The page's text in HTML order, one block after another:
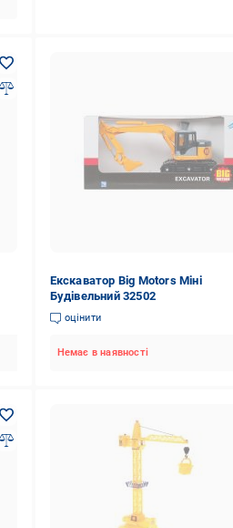
Екскаватор Big Motors Міні
Будівельний 32502
оцінити
Немає в наявності